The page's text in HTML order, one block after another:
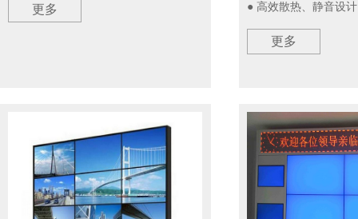
更多 ● 高效散热、静音设
更多